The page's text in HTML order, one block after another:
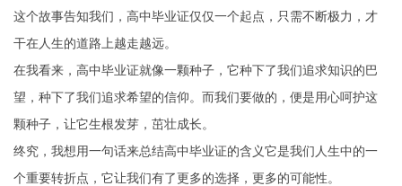
这个故事告知我们，高中毕业证仅仅一个起点，只需不断极力，才
干在人生的道路上越走越远。
在我看来，高中毕业证就像一颗种子，它种下了我们追求知识的巴
望，种下了我们追求希望的信仰。而我们要做的，便是用心呵护这
颗种子，让它生根发芽，茁壮成长。
终究，我想用一句话来总结高中毕业证的含义它是我们人生中的一
个重要转折点，它让我们有了更多的选择，更多的可能性。